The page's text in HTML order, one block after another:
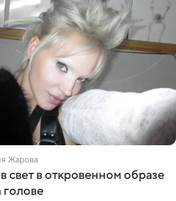
Жарова
свет в откровенном образе
голове